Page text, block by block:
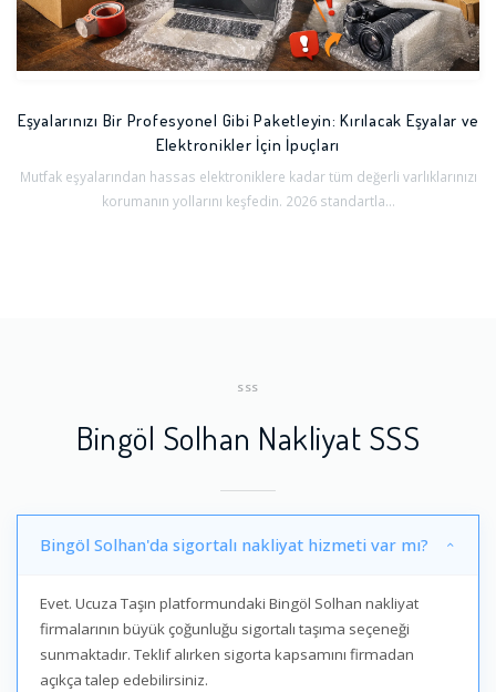
Eşyalarınızı Bir Profesyonel Gibi Paketleyin: Kırılacak Eşyalar ve
Elektronikler İçin İpuçları
Mutfak eşyalarından hassas elektroniklere kadar tüm değerli varlıklarınızı
korumanın yollarını keşfedin. 2026 standartla...
SSS
Bingöl Solhan Nakliyat SSS
Bingöl Solhan'da sigortalı nakliyat hizmeti var mı?
Evet. Ucuza Taşın platformundaki Bingöl Solhan nakliyat
firmalarının büyük çoğunluğu sigortalı taşıma seçeneği
sunmaktadır. Teklif alırken sigorta kapsamını firmadan
açıkça talep edebilirsiniz.